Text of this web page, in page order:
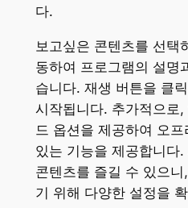
다.
보고싶은 콘텐츠를 선택
동하여 프로그램의 설명
습니다. 재생 버튼을 클
시작됩니다. 추가적으로
드 옵션을 제공하여 오
있는 기능을 제공합니다
콘텐츠를 즐길 수 있으
기 위해 다양한 설정을